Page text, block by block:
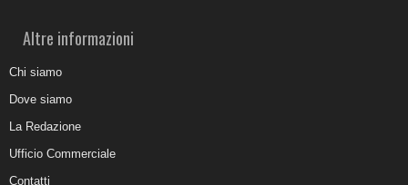
Altre informazioni
Chi siamo
Dove siamo
La Redazione
Ufficio Commerciale
Contatti